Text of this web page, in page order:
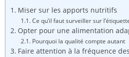
Miser sur les apports nutritifs
Ce qu’il faut surveiller sur
Opter pour une alimentation
Pourquoi la qualité compte autant
Faire attention à la fréquence